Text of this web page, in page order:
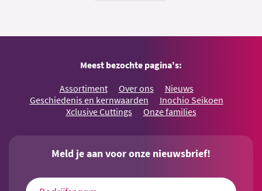
Meest bezochte pagina's:
Assortiment Over ons
Nieuws
Geschiedenis en kernwaarden
Inochio Seikoen
Xclusive Cuttings
Onze families
Meld je aan voor onze nieuwsbrief!